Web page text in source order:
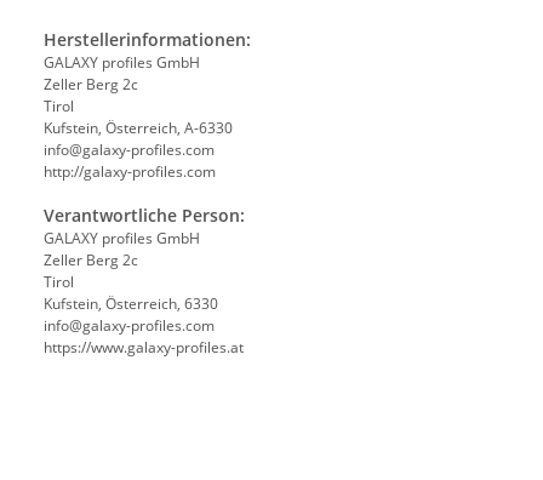
Herstellerinformationen:
GALAXY profiles GmbH
Zeller Berg 2c
Tirol
Kufstein, Österreich, A-6330
info@galaxy-profiles.com
http://galaxy-profiles.com
Verantwortliche Person:
GALAXY profiles GmbH
Zeller Berg 2c
Tirol
Kufstein, Österreich, 6330
info@galaxy-profiles.com
https://www.galaxy-profiles.at